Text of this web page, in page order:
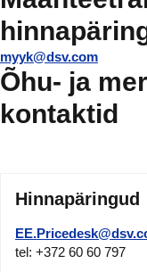
myyk@dsv.com
Õhu- ja
kontaktid
Hinnapäringud
tel: +372 60 60 797